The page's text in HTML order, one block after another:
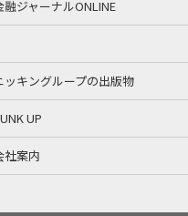
融ジャーナルONLINE
ッキングループの出版物
UP
社案内